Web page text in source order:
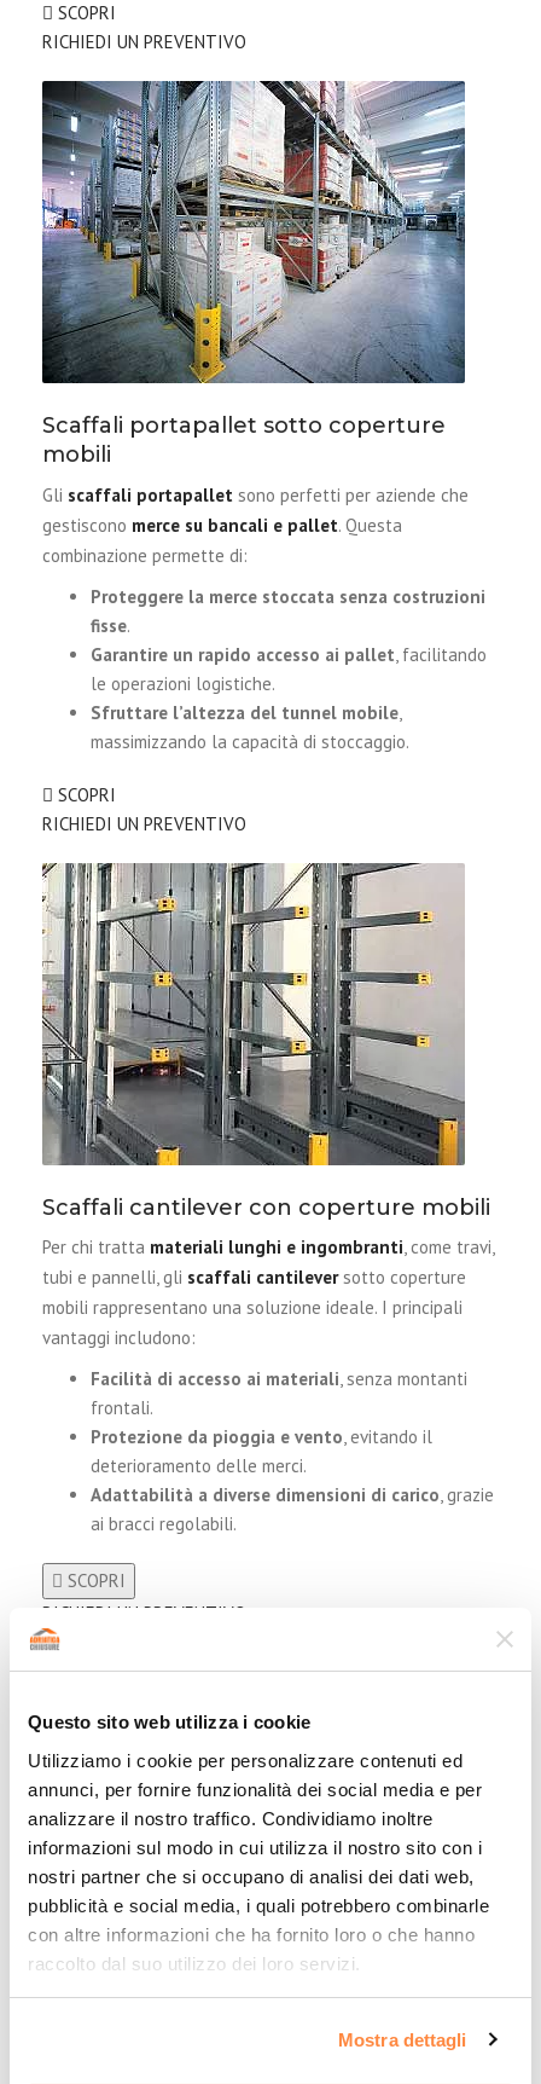
Questo sito web utilizza i cookie
Utilizziamo i cookie per personalizzare contenuti ed
annunci, per fornire funzionalità dei social media e per
analizzare il nostro traffico. Condividiamo inoltre
informazioni sul modo in cui utilizza il nostro sito con i
nostri partner che si occupano di analisi dei dati web,
pubblicità e social media, i quali potrebbero combinarle
con altre informazioni che ha fornito loro o che hanno
raccolto dal suo utilizzo dei loro servizi.
Mostra dettagli
SCOPRI
RICHIEDI UN PREVENTIVO
Scaffali portapallet sotto coperture
mobili
Gli scaffali portapallet sono perfetti per aziende che
gestiscono merce su bancali e pallet. Questa
combinazione permette di:
Proteggere la merce stoccata senza costruzioni
fisse.
Garantire un rapido accesso ai pallet , facilitando
le operazioni logistiche.
Sfruttare l’altezza del tunnel mobile
massimizzando la capacità di stoccaggio.
SCOPRI
RICHIEDI UN PREVENTIVO
Scaffali cantilever con coperture mobili
Per chi tratta materiali lunghi e ingombranti, come travi,
tubi e pannelli, gli scaffali cantileversotto coperture
mobili rappresentano una soluzione ideale. I principali
vantaggi includono:
Facilità di accesso ai materiali, senza montanti
frontali.
Protezione da pioggia e vento, evitando il
deterioramento delle merci.
Adattabilità a diverse dimensioni di carico, grazie
ai bracci regolabili.
SCOPRI
RICHIEDI UN PREVENTIVO
Scaffali a gravità sotto coperture mobili
stoccaggio FIFO